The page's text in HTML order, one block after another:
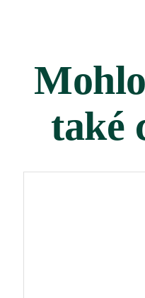
také